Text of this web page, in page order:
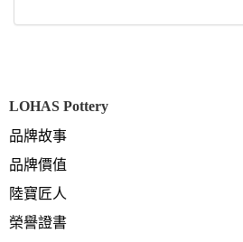
LOHAS Pottery
品牌故事
品牌價值
陸寶匠人
榮譽證書